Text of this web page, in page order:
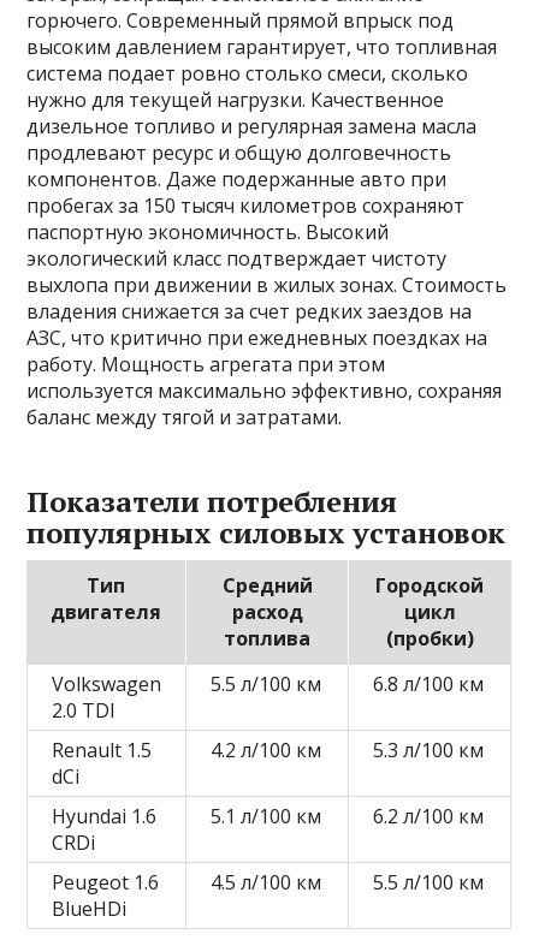
горючего. Современный прямой впрыск под
высоким давлением гарантирует, что топливная
система подает ровно столько смеси, сколько
нужно для текущей нагрузки. Качественное
дизельное топливо и регулярная замена масла
продлевают ресурс и общую долговечность
компонентов. Даже подержанные авто при
пробегах за 150 тысяч километров сохраняют
паспортную экономичность. Высокий
экологический класс подтверждает чистоту
выхлопа при движении в жилых зонах. Стоимость
владения снижается за счет редких заездов на
АЗС, что критично при ежедневных поездках на
работу. Мощность агрегата при этом
используется максимально эффективно, сохраняя
баланс между тягой и затратами.
Показатели потребления
популярных силовых установок
Тип
двигателя
Средний
расход
топлива
Городской
цикл
(пробки)
Volkswagen
2.0 TDI
5.5 л/100 км 6.8 л/100 км
Renault 1.5
dCi
4.2 л/100 км 5.3 л/100 км
Hyundai 1.6
CRDi
5.1 л/100 км 6.2 л/100 км
Peugeot 1.6
BlueHDi
4.5 л/100 км 5.5 л/100 км